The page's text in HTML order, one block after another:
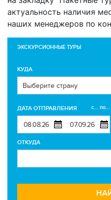
актуальность наличия
наших менеджеров по
ЭКСКУРСИОННЫЕ ТУРЫ
КУДА
ДАТА ОТПРАВЛЕНИЯ с... по...
ОТКУДА